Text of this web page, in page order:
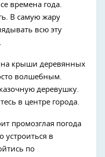
времена года.
В самую жару
всю эту
на крыши деревянных
волшебным.
деревушку.
в центре города.
промозглая погода
устроиться в
по